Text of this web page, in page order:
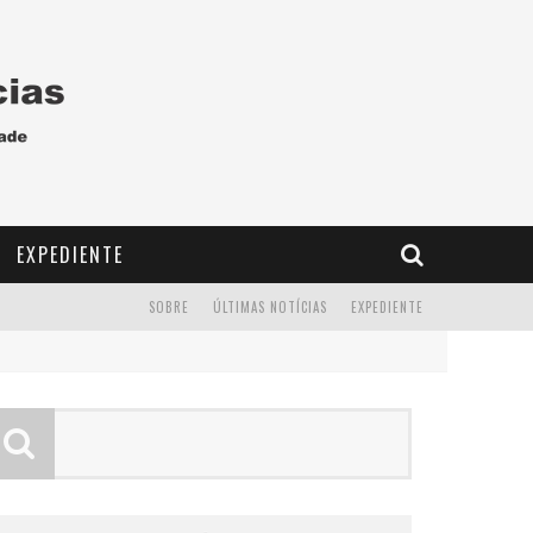
EXPEDIENTE
EXPEDIENTE
ÚLTIMAS NOTÍCIAS
SOBRE